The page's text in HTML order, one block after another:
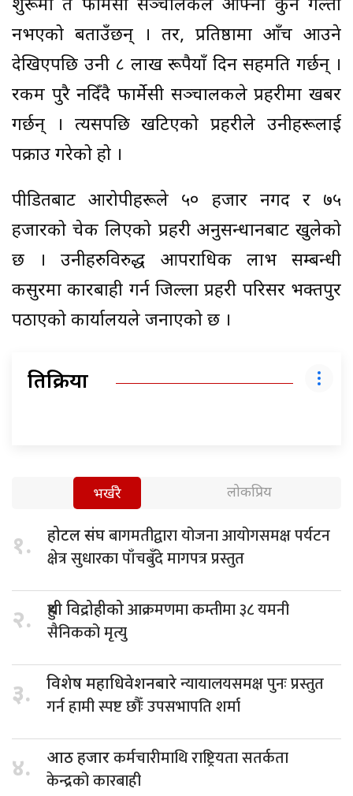
शुरूमा त फार्मेसी सञ्चालकले आफ्नो कुनै गल्ती
नभएको बताउँछन् । तर, प्रतिष्ठामा आँच आउने
देखिएपछि उनी ८ लाख रूपैयाँ दिन सहमति गर्छन् ।
रकम पुरै नदिँदै फार्मेसी सञ्चालकले प्रहरीमा खबर
गर्छन् । त्यसपछि खटिएको प्रहरीले उनीहरूलाई
पक्राउ गरेको हो ।
पीडितबाट आरोपीहरूले ५० हजार नगद र ७५
हजारको चेक लिएको प्रहरी अनुसन्धानबाट खुलेको
छ । उनीहरुविरुद्ध आपराधिक लाभ सम्बन्धी
कसुरमा कारबाही गर्न जिल्ला प्रहरी परिसर भक्तपुर
पठाएको कार्यालयले जनाएको छ ।
प्रतिक्रिया
भर्खरै लोकप्रिय
१. होटल संघबागमतीद्वारा योजना आयोगसमक्ष पर्यटन
क्षेत्र सुधारका पाँचबुँदे मागपत्र प्रस्तुत
२. हुथी विद्रोहीकोआक्रमणमा कम्तीमा ३८ यमनी
सैनिकको मृत्यु
३. विशेष महाधिवेशनबारेन्यायालयसमक्ष पुनः प्रस्तुत
गर्न हामी स्पष्ट छौँः उपसभापति शर्मा
४. आठ हजारकर्मचारीमाथि राष्ट्रियता सतर्कता
केन्द्रको कारबाही